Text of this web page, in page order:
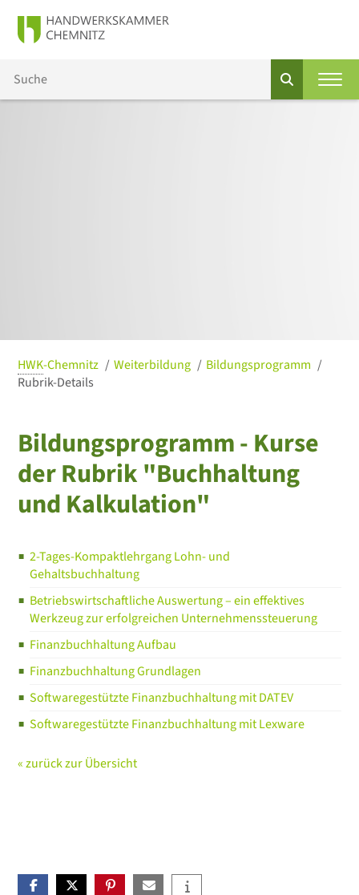
HWK-Chemnitz Weiterbildung
Bildungsprogramm
Rubrik-Details
Bildungsprogramm - Kurse
der Rubrik "Buchhaltung
und Kalkulation"
2-Tages-Kompaktlehrgang Lohn- und
Gehaltsbuchhaltung
Betriebswirtschaftliche Auswertung – ein effektives
Werkzeug zur erfolgreichen Unternehmenssteuerung
Finanzbuchhaltung Aufbau
Finanzbuchhaltung Grundlagen
Softwaregestützte Finanzbuchhaltung mit DATEV
Softwaregestützte Finanzbuchhaltung mit Lexware
« zurück zur Übersicht